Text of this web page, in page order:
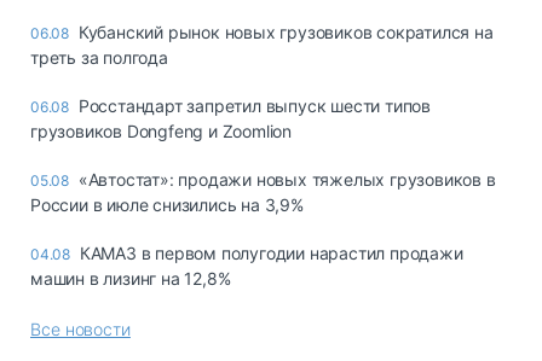
06.08 Кубанский рынок новых грузовиков сократился на
треть за полгода
06.08 Росстандарт запретил выпуск шести типов
грузовиков Dongfeng и Zoomlion
05.08 «Автостат»: продажи новых тяжелых грузовиков в
России в июле снизились на 3,9%
04.08 КАМАЗ в первом полугодии нарастил продажи
машин в лизинг на 12,8%
Все новости